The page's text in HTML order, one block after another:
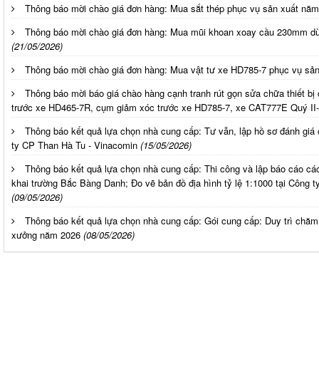
Thông báo mời chào giá đơn hàng: Mua sắt thép phục vụ sản xuất
Thông báo mời chào giá đơn hàng: Mua mũi khoan xoay cầu 230mm
(21/05/2026)
Thông báo mời chào giá đơn hàng: Mua vật tư xe HD785-7 phục vụ
Thông báo mời báo giá chào hàng cạnh tranh rút gọn sửa chữa thiết
trước xe HD465-7R, cụm giảm xóc trước xe HD785-7, xe CAT777E Quý
Thông báo kết quả lựa chọn nhà cung cấp: Tư vẫn, lập hồ sơ đánh
ty CP Than Hà Tu - Vinacomin (15/05/2026)
Thông báo kết quả lựa chọn nhà cung cấp: Thi công và lập báo cáo
khai trường Bắc Bàng Danh; Đo vẽ bản đồ địa hình tỷ lệ 1:1000 tại Công
(09/05/2026)
Thông báo kết quả lựa chọn nhà cung cấp: Gói cung cấp: Duy trì
xưởng năm 2026 (08/05/2026)